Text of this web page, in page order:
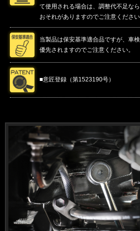
て使用される場合は、調整代不足な
おそれがありますのでご注意ください
当製品は保安基準適合品ですが、車
優先されますのでご注意ください。
■意匠登録（第1523190号）